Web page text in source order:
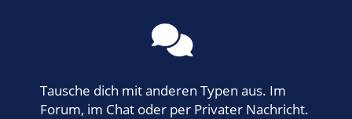
Tausche dich mit anderen Typen aus. Im
Forum, im Chat oder per Privater Nachricht.